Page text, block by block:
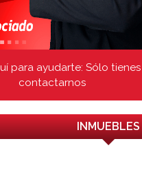
para ayudarte: Sólo
contactarnos
INMUEBLES